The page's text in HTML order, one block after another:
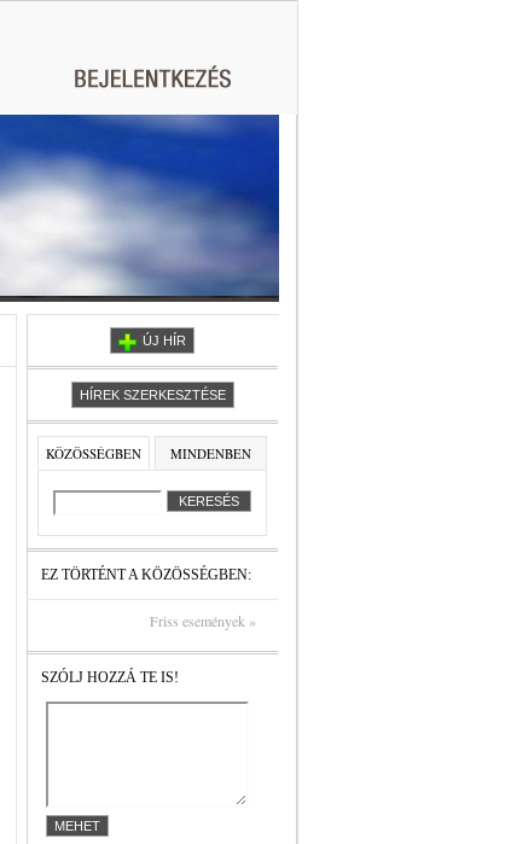
ÚJ HÍR
HÍREK SZERKESZTÉSE
KÖZÖSSÉGBEN MINDENBEN
EZ TÖRTÉNT A KÖZÖSSÉGBEN:
Friss események »
SZÓLJ HOZZÁ TE IS!